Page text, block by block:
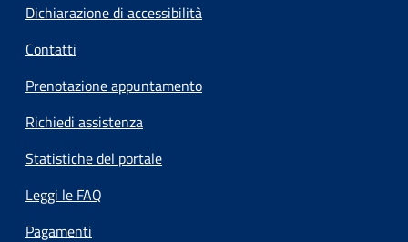
Dichiarazione di accessibilità
Contatti
Prenotazione appuntamento
Richiedi assistenza
Statistiche del portale
Leggi le FAQ
Pagamenti